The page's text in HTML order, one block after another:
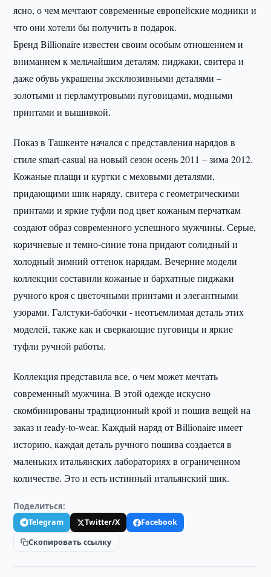
ясно, о чем мечтают современные европейские модники и
что они хотели бы получить в подарок.
Бренд Billionaire известен своим особым отношением и
вниманием к мельчайшим деталям: пиджаки, свитера и
даже обувь украшены эксклюзивными деталями –
золотыми и перламутровыми пуговицами, модными
принтами и вышивкой.
Показ в Ташкенте начался с представления нарядов в
стиле smart-casual на новый сезон осень 2011 – зима 2012.
Кожаные плащи и куртки с меховыми деталями,
придающими шик наряду, свитера с геометрическими
принтами и яркие туфли под цвет кожаным перчаткам
создают образ современного успешного мужчины. Серые,
коричневые и темно-синие тона придают солидный и
холодный зимний оттенок нарядам. Вечерние модели
коллекции составили кожаные и бархатные пиджаки
ручного кроя с цветочными принтами и элегантными
узорами. Галстуки-бабочки - неотъемлимая деталь этих
моделей, также как и сверкающие пуговицы и яркие
туфли ручной работы.
Коллекция представила все, о чем может мечтать
современный мужчина. В этой одежде искусно
скомбинированы традиционный крой и пошив вещей на
заказ и ready-to-wear. Каждый наряд от Billionaire имеет
историю, каждая деталь ручного пошива создается в
маленьких итальянских лабораториях в ограниченном
количестве. Это и есть истинный итальянский шик.
Поделиться:
Telegram Twitter/X
Facebook
Скопировать ссылку